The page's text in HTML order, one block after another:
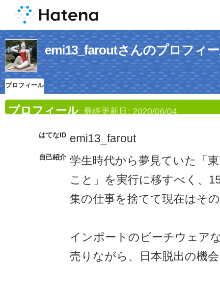
emi13_faroutさんのプロフィ
プロフィール
プロフィール 最終更新日: 2020/06/04
はてなID emi13_farout
自己紹介 学生時代から夢見ていた「
こと」を実行に移すべく、
集の仕事を捨てて現在はそ
インポートのビーチウェア
売りながら、日本脱出の機